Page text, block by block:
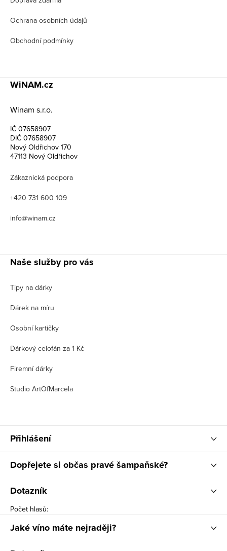
Ochrana osobních údajů
Obchodní podmínky
WiNAM.cz
Winam s.r.o.
IČ 07658907
DIČ 07658907
Nový Oldřichov 170
47113 Nový Oldřichov
Zákaznická podpora
+420 731 600 109
info@winam.cz
Naše služby pro vás
Tipy na dárky
Dárek na míru
Osobní kartičky
Dárkový celofán za 1 Kč
Firemní dárky
Studio ArtOfMarcela
Přihlášení
Dopřejete si občas pravé šampaňské?
Dotazník
Počet hlasů:
Jaké víno máte nejraději?